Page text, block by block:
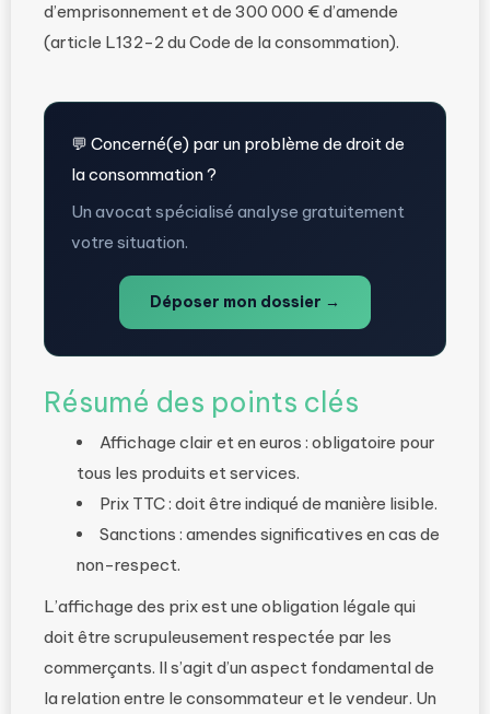
d’emprisonnement et de 300 000 € d’amende
(article L132-2 du Code de la consommation).
💬 Concerné(e) par un problème de droit de
la consommation ?
Un avocat spécialisé analyse gratuitement
votre situation.
Déposer mon dossier →
Résumé des points clés
Affichage clair et en euros : obligatoire pour
tous les produits et services.
Prix TTC : doit être indiqué de manière lisible.
Sanctions : amendes significatives en cas de
non-respect.
L’affichage des prix est une obligation légale qui
doit être scrupuleusement respectée par les
commerçants. Il s’agit d’un aspect fondamental de
la relation entre le consommateur et le vendeur. Un